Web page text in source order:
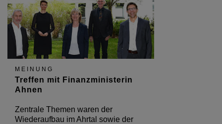
MEINUNG
Treffen mit Finanzministerin
Ahnen
Zentrale Themen waren der
Wiederaufbau im Ahrtal sowie der